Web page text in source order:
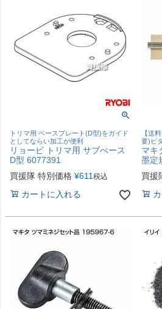
トリマ用 ベースプレート(D型)をガイド
としてならい加工が便利
リョービ トリマ用 サブべース
D型 6077391
買援隊 特別価格 ¥611 税込
カートに入れる
【送
要)ピ
マキ
墨定
買援